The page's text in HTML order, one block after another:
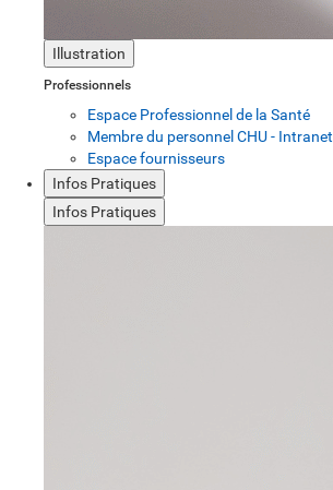
Illustration
Professionnels
Espace Professionnel de la Santé
Membre du personnel CHU - Intranet
Espace fournisseurs
Infos Pratiques
Infos Pratiques